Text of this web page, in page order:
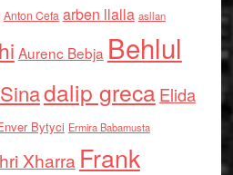
Anton Cefa arben llalla asllan
Aurenc Bebja Behlul
dalip grecaElida
Bytyci Ermira Babamusta
Xharra Frank